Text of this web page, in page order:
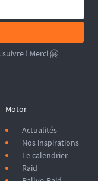
! Merci 🤗
Motor
Actualités
Nos inspirations
Le calendrier
Raid